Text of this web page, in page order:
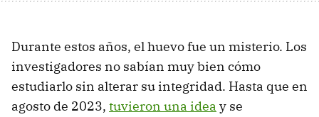
Durante estos años, el huevo fue un misterio. Los
investigadores no sabían muy bien cómo
estudiarlo sin alterar su integridad. Hasta que en
agosto de 2023, tuvieron una idea y se